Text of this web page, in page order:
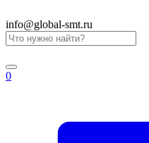
info@global-smt.ru
0